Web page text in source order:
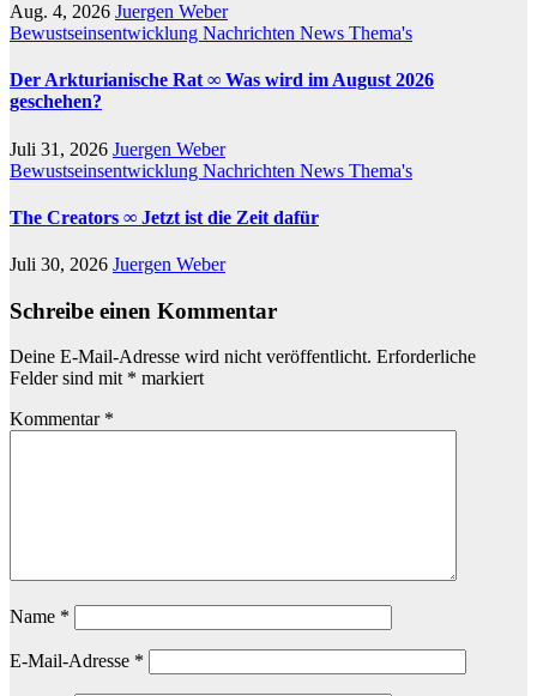
Aug. 4, 2026 Juergen Weber
Bewustseinsentwicklung Nachrichten News Thema's
Der Arkturianische Rat ∞ Was wird im August 2026
geschehen?
Juli 31, 2026 Juergen Weber
Bewustseinsentwicklung Nachrichten News Thema's
The Creators ∞ Jetzt ist die Zeit dafür
Juli 30, 2026 Juergen Weber
Schreibe einen Kommentar
Deine E-Mail-Adresse wird nicht veröffentlicht. Erforderliche
Felder sind mit * markiert
Kommentar *
Name *
E-Mail-Adresse *